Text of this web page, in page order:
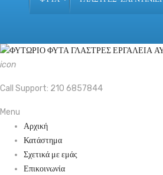
icon
Call Support: 210 6857844
Menu
Αρχική
Κατάστημα
Σχετικά με εμάς
Επικοινωνία